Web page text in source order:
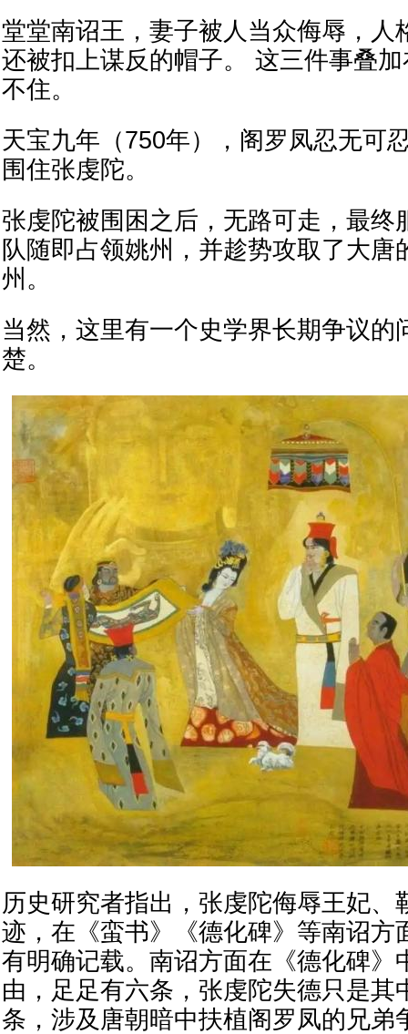
堂堂南诏王，妻子被人当众侮辱，人
还被扣上谋反的帽子。 这三件事叠
不住。
天宝九年（750年），阁罗凤忍无可
围住张虔陀。
张虔陀被围困之后，无路可走，最终
队随即占领姚州，并趁势攻取了大唐
州。
当然，这里有一个史学界长期争议的
楚。
历史研究者指出，张虔陀侮辱王妃、
迹，在《蛮书》《德化碑》等南诏方
有明确记载。南诏方面在《德化碑》
由，足足有六条，张虔陀失德只是其
条，涉及唐朝暗中扶植阁罗凤的兄弟